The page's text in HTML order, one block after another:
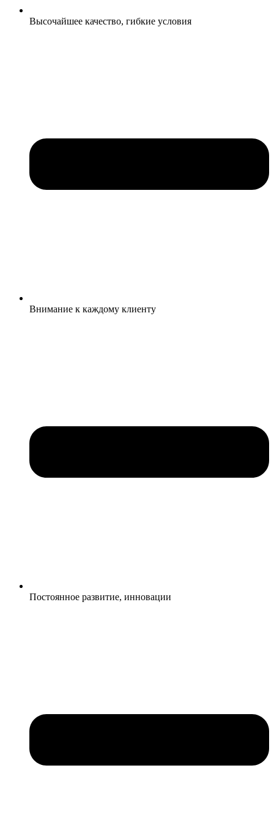
Высочайшее качество, гибкие условия
Внимание к каждому клиенту
Постоянное развитие, инновации